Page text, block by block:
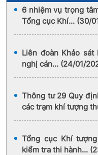
6 nhiệm vụ trọng
Tổng cục Khí... (30/
Liên đoàn Khảo
nghị cán... (24/01/
Thông tư 29 Quy
các trạm khí tượng
Tổng cục Khí
kiểm tra thi hành...